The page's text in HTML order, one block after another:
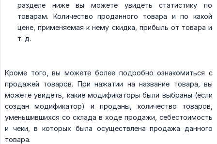
разделе ниже вы можете увидеть статистику по
товарам. Количество проданного товара и по какой
цене, применяемая к нему скидка, прибыль от товара и
т. д.
Кроме того, вы можете более подробно ознакомиться с
продажей товаров. При нажатии на название товара, вы
можете увидеть, какие модификаторы были выбраны (если
создан модификатор) и проданы, количество товаров,
уменьшившихся со склада в ходе продажи, себестоимость
и чеки, в которых была осуществлена продажа данного
товара.